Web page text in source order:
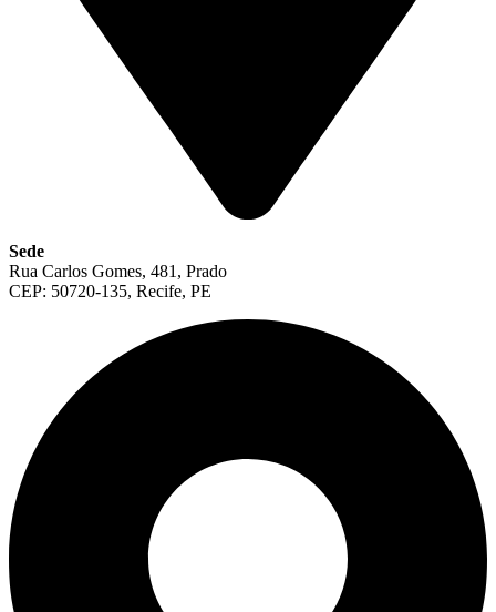
Sede
Rua Carlos Gomes, 481, Prado
CEP: 50720-135, Recife, PE